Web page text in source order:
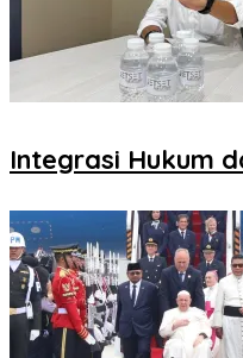
Integrasi Hukum